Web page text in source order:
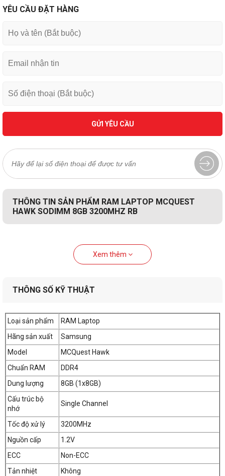
YÊU CẦU ĐẶT HÀNG
GỬI YÊU CẦU
THÔNG TIN SẢN PHẨM RAM LAPTOP MCQUEST
HAWK SODIMM 8GB 3200MHZ RB
Xem thêm
THÔNG SỐ KỸ THUẬT
Loại sản phẩm
RAM Laptop
Hãng sản xuất
Samsung
Model
MCQuest Hawk
Chuẩn RAM
DDR4
Dung lượng
8GB (1x8GB)
Cấu trúc bộ
nhớ
Single Channel
Tốc độ xử lý
3200MHz
Nguồn cấp
1.2V
ECC
Non-ECC
Tản nhiệt
Không